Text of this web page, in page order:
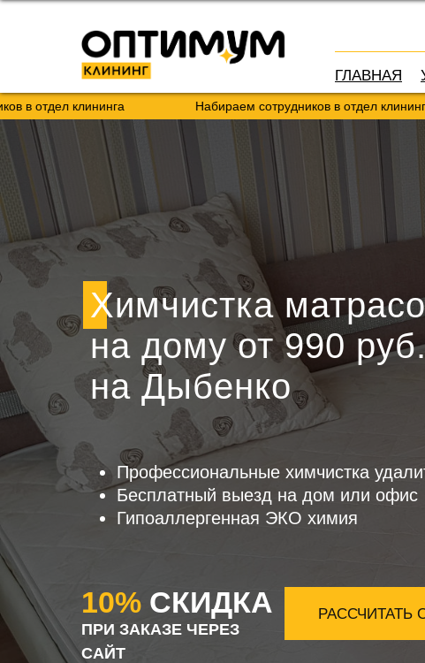
ГЛАВНАЯ
клининга Набираем сотрудников в отдел клининга
10% СКИДКА
Профессиональные химчистка
Бесплатный выезд на дом или офис
Гипоаллергенная ЭКО химия
ПРИ ЗАКАЗЕ ЧЕРЕЗ
САЙТ
РАССЧИТАТЬ
Химчистка
на дому от 990
на Дыбенко